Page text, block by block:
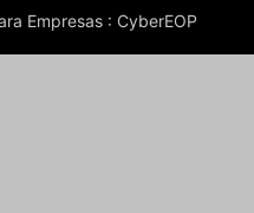
Empresas : CyberEOP